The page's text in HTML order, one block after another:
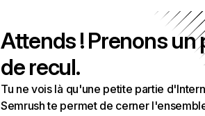
Attends ! Prenons un
de recul.
Tu ne vois là qu'une petite partie
Semrush te permet de cerner